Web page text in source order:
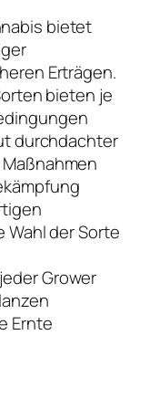
bietet
Erträgen.
bieten je
durchdachter
Wahl der Sorte
Grower
Ernte